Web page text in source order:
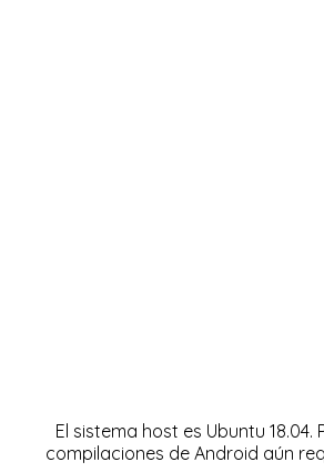
El sistema host es Ubuntu
compilaciones de Android aún